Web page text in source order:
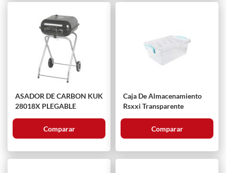
ASADOR DE CARBON KUK
28018X PLEGABLE
Comparar
Caja De Almacenamiento
Rsxxi Transparente
Comparar